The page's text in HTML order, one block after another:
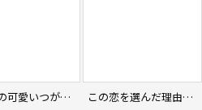
残虐公の可愛いつがい 愛したがりな旦那様に初めてを捧げます（分冊版） この恋を選んだ理由～アルファの執愛